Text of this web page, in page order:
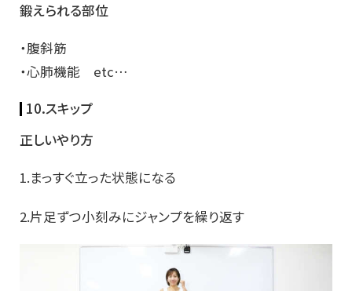
鍛えられる部位
・腹斜筋
・心肺機能 etc…
10.スキップ
正しいやり方
1.まっすぐ立った状態になる
2.片足ずつ小刻みにジャンプを繰り返す